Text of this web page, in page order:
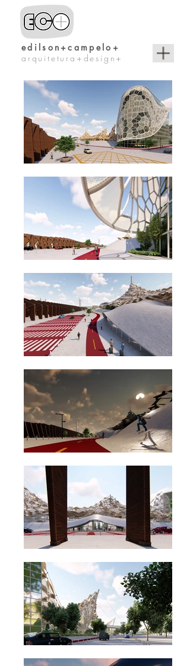
edilson+campelo+
arquitetura+design+